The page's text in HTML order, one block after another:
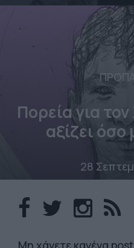
Πορεία για
αξίζει όσο
28
Mη χάνετε κανένα post